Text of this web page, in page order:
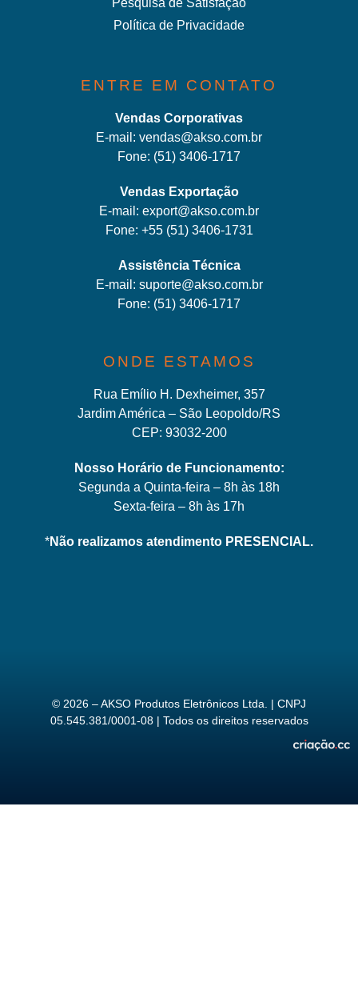
Política de Privacidade
ENTRE EM CONTATO
Vendas Corporativas
E-mail: vendas@akso.com.br
Fone: (51) 3406-1717
Vendas Exportação
E-mail: export@akso.com.br
Fone: +55 (51) 3406-1731
Assistência Técnica
E-mail: suporte@akso.com.br
Fone: (51) 3406-1717
ONDE ESTAMOS
Rua Emílio H. Dexheimer, 357
Jardim América – São Leopoldo/RS
CEP: 93032-200
Nosso Horário de Funcionamento:
Segunda a Quinta-feira – 8h às 18h
Sexta-feira – 8h às 17h
*Não realizamos atendimento PRESENCIAL.
© 2026 – AKSO Produtos Eletrônicos Ltda. | CNPJ
05.545.381/0001-08 | Todos os direitos reservados